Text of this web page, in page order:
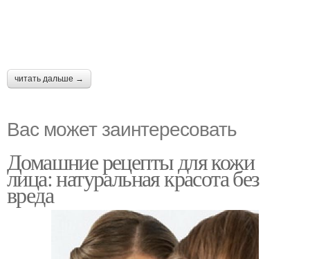
читать дальше →
Вас может заинтересовать
Домашние рецепты для кожи
лица: натуральная красота без
вреда